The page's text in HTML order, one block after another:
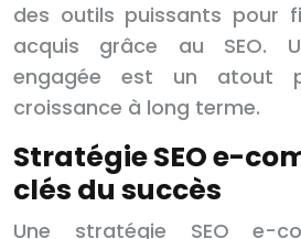
des outils puissants pour
acquis grâce au SEO.
engagée est un atout
croissance à long terme.
Stratégie SEO e-
clés du succès
Une stratégie SEO e-